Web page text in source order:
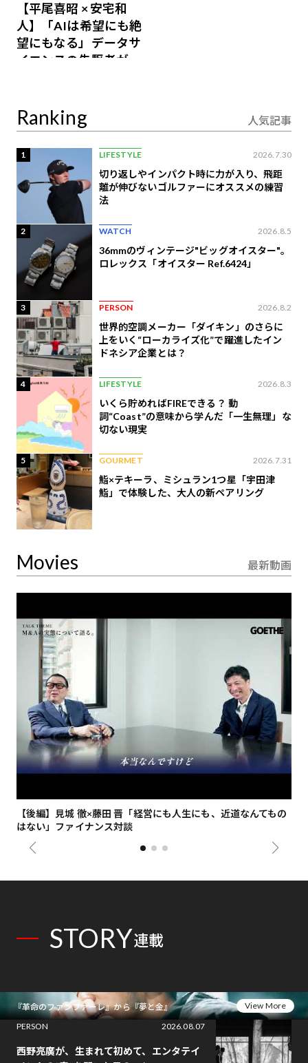
【平尾喜昭 × 安宅和
人】「AIは希望にも絶
望にもなる」データサ
イエンスの先駆者が語
Ranking 人気記事
1 LIFESTYLE 2026.7.30
切り返しやインパクト時に力が入り、飛距
離が伸びないゴルファーにオススメの練習
法
2 WATCH 2026.8.5
36mmのヴィンテージ"ビッグオイスター"。
ロレックス「オイスター Ref.6424」
3 PERSON 2026.8.2
世界的空調メーカー「ダイキン」のさらに
上をいく“ローカライズ化”で躍進したイン
ドネシア企業とは？
4 LIFESTYLE 2026.8.3
いくら貯めればFIREできる？ 動
詞“Coast”の意味から学んだ「一生無理」な
切ない現実
5 GOURMET 2026.7.31
鮨×テキーラ、ミシュラン1つ星「宇田津
鮨」で体験した、大人の新ペアリング
Movies 最新動画
【後編】見城 徹×藤田 晋「経営にも人生にも、近道なんてもの
はない」ファイナンス対談
STORY連載
『革命のファンファーレ』から『夢と金』
View More
PERSON
2026.08.07
西野亮廣が、生まれて初めて、エンタテイ